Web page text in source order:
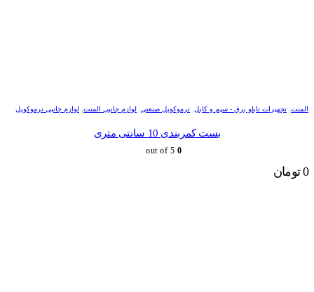
المنت تجهیزات تابلو برق - سیم و کابل ترموکوپل صنعتی لوازم جانبی المنت لوازم جانبی ترموکوپل
بست کمربندی 10 سانتی متری
0
0 تومان